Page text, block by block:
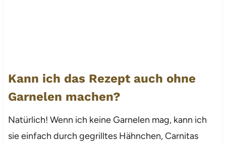
Kann ich das Rezept auch ohne
Garnelen machen?
Natürlich! Wenn ich keine Garnelen mag, kann ich
sie einfach durch gegrilltes Hähnchen, Carnitas